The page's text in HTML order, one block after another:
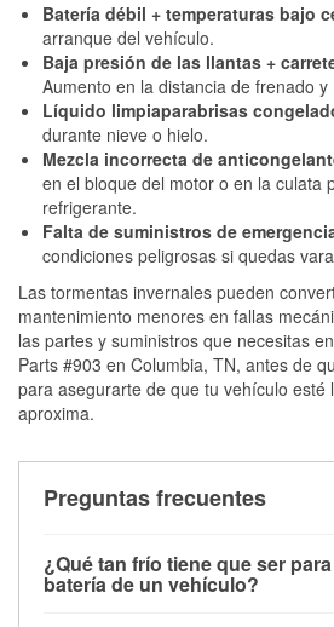
Batería débil + temperaturas bajo
arranque del vehículo.
Baja presión de las llantas +
Aumento en la distancia de frenado
Líquido limpiaparabrisas
durante nieve o hielo.
Mezcla incorrecta de
en el bloque del motor o en la culata
refrigerante.
Falta de suministros de
condiciones peligrosas si quedas
Las tormentas invernales pueden
mantenimiento menores en fallas
las partes y suministros que necesitas
Parts #903 en Columbia, TN, antes de
para asegurarte de que tu vehículo esté
aproxima.
Preguntas frecuentes
¿Qué tan frío tiene que ser
batería de un vehículo?